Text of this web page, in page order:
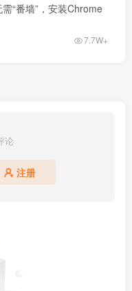
“番墙”，安装Chrome
7.7W+
论
注册